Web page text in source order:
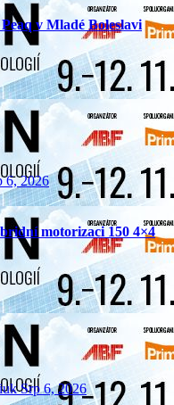
v Mladé Boleslavi
6, 2026
motorizaci 150 4×4
Srp 6, 2026